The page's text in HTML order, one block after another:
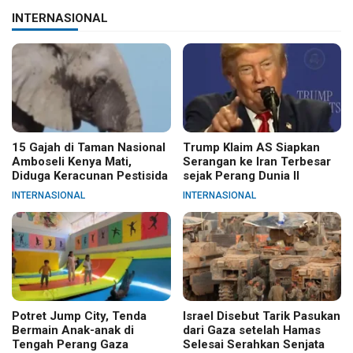
INTERNASIONAL
15 Gajah di Taman Nasional
Amboseli Kenya Mati,
Diduga Keracunan Pestisida
INTERNASIONAL
Trump Klaim AS Siapkan
Serangan ke Iran Terbesar
sejak Perang Dunia II
INTERNASIONAL
Potret Jump City, Tenda
Bermain Anak-anak di
Tengah Perang Gaza
Israel Disebut Tarik Pasukan
dari Gaza setelah Hamas
Selesai Serahkan Senjata